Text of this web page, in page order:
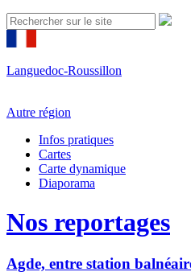
Languedoc-Roussillon
Autre région
Infos pratiques
Cartes
Carte dynamique
Diaporama
Nos reportages
Agde, entre station